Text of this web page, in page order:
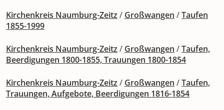
Kirchenkreis Naumburg-Zeitz / Großwangen /Taufen
1855-1999
Kirchenkreis Naumburg-Zeitz / Großwangen /Taufen,
Beerdigungen 1800-1855, Trauungen 1800-1854
Kirchenkreis Naumburg-Zeitz / Großwangen /Taufen,
Trauungen, Aufgebote, Beerdigungen 1816-1854